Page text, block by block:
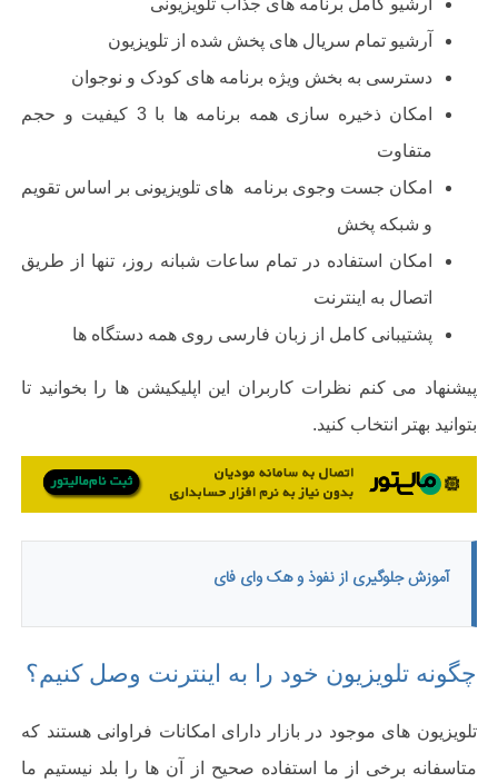
آرشیو کامل برنامه­ های جذاب تلویزیونی
آرشیو تمام سریال های پخش شده از تلویزیون
دسترسی به بخش ویژه برنامه­ های کودک و نوجوان
امکان ذخیره سازی همه برنامه ها با3 کیفیت و حجم
متفاوت
امکان جست وجوی برنامه های تلویزیونی بر اساس تقویم
و شبکه پخش
امکان استفاده در تمام ساعات شبانه روز، تنها از طریق
اتصال به اینترنت
پشتیبانی کامل از زبان فارسی روی همه دستگاه ها
پیشنهاد می کنم نظرات کاربران این اپلیکیشن ها را بخوانید تا
بتوانید بهتر انتخاب کنید.
آموزش جلوگیری از نفوذ و هک وای فای
چگونه تلویزیون خود را به اینترنت وصل کنیم؟
تلویزیون های موجود در بازار دارای امکانات فراوانی هستند که
متاسفانه برخی از ما استفاده صحیح از آن ها را بلد نیستیم ما